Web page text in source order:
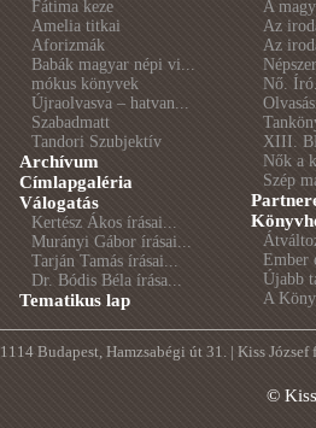
Fátima keze
Amelia titkai
Aforizmák
Babák magyar népi vi...
mókus könyvek
Újraolvasva – hatvan...
Szabadmatt
Tandori Szubjektív
Archívum
Címlapgaléria
Válogatás
Kertész Ákos írásai...
Murányi Gábor írásai...
Tarján Tamás írásai...
Dr. Bódis Béla írása...
Tematikus lap
A
Az
Az
Nő.
XIII.
Nők a
Szép
Ember
Újabb
A
1114 Budapest, Hamzsabégi út 31. | Kiss
©